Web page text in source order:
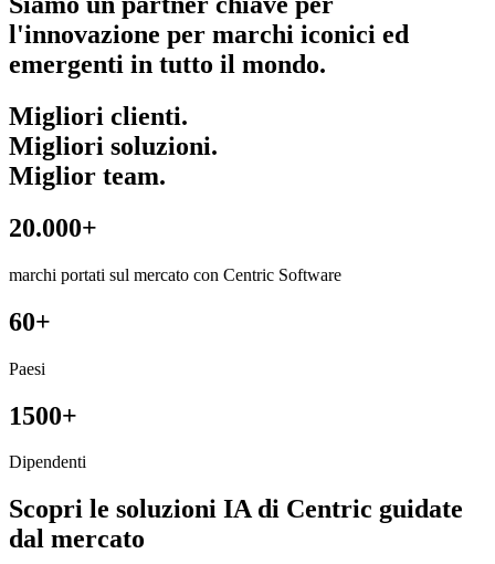
l'innovazione per marchi iconici ed
emergenti in tutto il mondo.
Migliori clienti.
Migliori soluzioni.
Miglior team.
20.000+
marchi portati sul mercato con Centric Software
60+
Paesi
1500+
Dipendenti
Scopri le soluzioni IA di Centric guidate
dal mercato